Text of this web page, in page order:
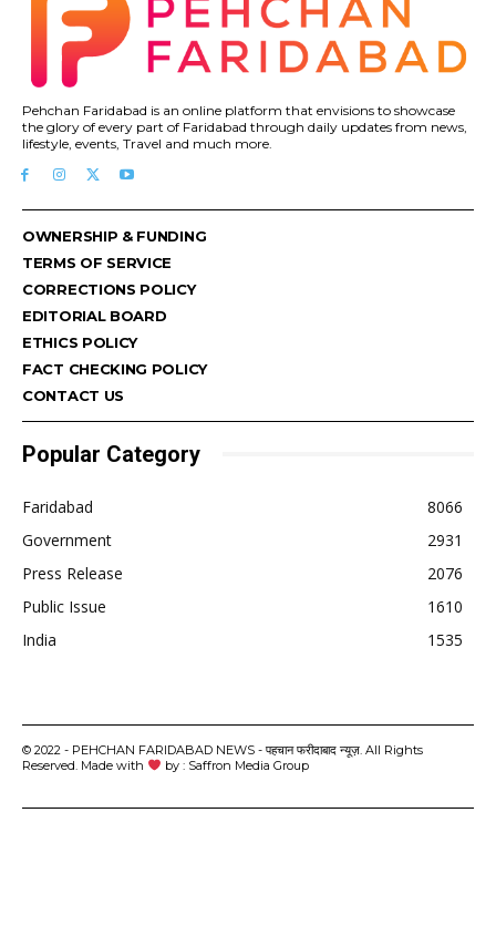
Pehchan Faridabad is an online platform that envisions to showcase
the glory of every part of Faridabad through daily updates from news,
lifestyle, events, Travel and much more.
OWNERSHIP & FUNDING
TERMS OF SERVICE
CORRECTIONS POLICY
EDITORIAL BOARD
ETHICS POLICY
FACT CHECKING POLICY
CONTACT US
Popular Category
Faridabad
8066
Government
2931
Press Release
2076
Public Issue
1610
India
1535
© 2022 - PEHCHAN FARIDABAD NEWS - पहचान फरीदाबाद न्यूज़. All Rights
Reserved. Made with
by : Saffron Media Group